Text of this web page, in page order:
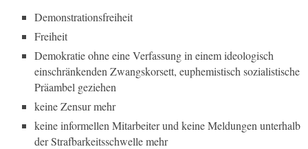
Demonstrationsfreiheit
Freiheit
Demokratie ohne eine Verfassung in einem ideologisch
einschränkenden Zwangskorsett, euphemistisch sozialistische
Präambel geziehen
keine Zensur mehr
keine informellen Mitarbeiter und keine Meldungen unterhalb
der Strafbarkeitsschwelle mehr